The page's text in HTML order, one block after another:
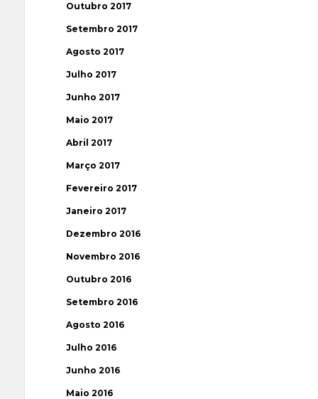
Outubro 2017
Setembro 2017
Agosto 2017
Julho 2017
Junho 2017
Maio 2017
Abril 2017
Março 2017
Fevereiro 2017
Janeiro 2017
Dezembro 2016
Novembro 2016
Outubro 2016
Setembro 2016
Agosto 2016
Julho 2016
Junho 2016
Maio 2016